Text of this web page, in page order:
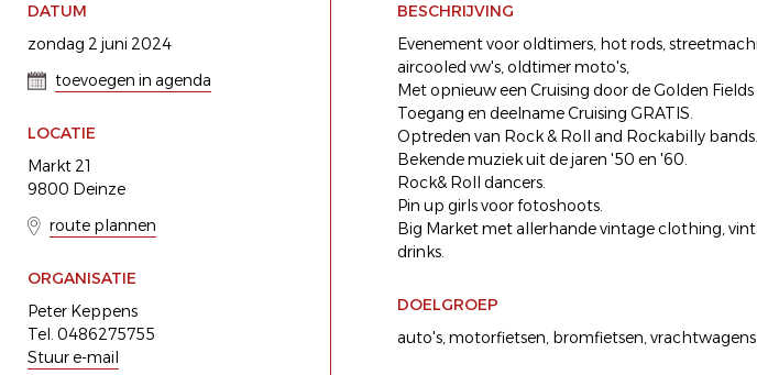
DATUM
zondag 2 juni 2024
toevoegen in agenda
LOCATIE
Markt 21
9800 Deinze
route plannen
ORGANISATIE
Peter Keppens
Tel. 0486275755
Stuur e-mail
BESCHRIJVING
Evenement voor oldtimers, hot rods,
aircooled vw's, oldtimer moto's,
Met opnieuw een Cruising door de Golden
Toegang en deelname Cruising GRATIS.
Optreden van Rock & Roll and Rockabilly bands.
Bekende muziek uit de jaren '50 en '60.
Rock& Roll dancers.
Pin up girls voor fotoshoots.
Big Market met allerhande vintage clothing,
drinks.
DOELGROEP
auto's motorfietsen bromfietsen vrachtwagens